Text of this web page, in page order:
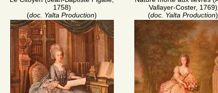
1758)
(doc. Yalta Production)
Vallayer-Coster, 1769)
(doc. Yalta Production)